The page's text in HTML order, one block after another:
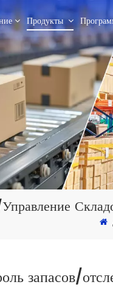
Продукты
запасов/